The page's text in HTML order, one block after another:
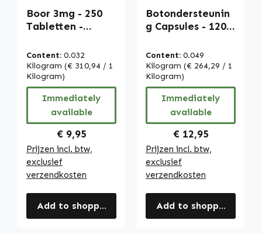
Boor 3mg - 250
Tabletten -
Vitalstoffe
Content: 0.032
Kilogram (€ 310,94 / 1
Kilogram)
Immediately
available
Regular price:
€ 9,95
Prijzen incl. btw,
exclusief
verzendkosten
Add to shopping cart
Botondersteunin
g Capsules - 120
gemakkelijk door
te slikken |
Warnke
Vitalstoffe
Content: 0.049
Kilogram (€ 264,29 / 1
Kilogram)
Immediately
available
Regular price:
€ 12,95
Prijzen incl. btw,
exclusief
verzendkosten
Add to shopping cart